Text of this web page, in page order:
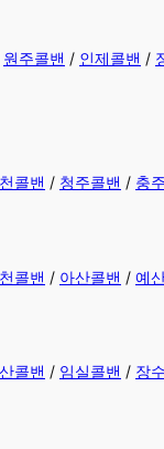
원주콜밴 / 인제콜밴 /
콜밴 / 청주콜밴 / 충
콜밴 / 아산콜밴 / 예
콜밴 / 임실콜밴 / 장